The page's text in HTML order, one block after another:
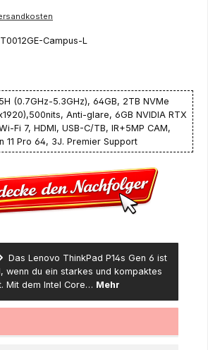
Campus-L
(0.7GHz-5.3GHz), 64GB, 2TB NVMe
Anti-glare, 6GB NVIDIA RTX
Fi 7, HDMI, USB-C/TB, IR+5MP CAM,
11 Pro 64, 3J. Premier Support
Das Lenovo ThinkPad P14s Gen 6 ist
wenn du ein starkes und kompaktes
Mit dem Intel Core… Mehr